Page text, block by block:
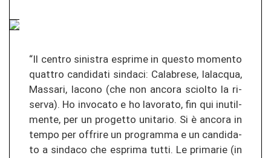
“Il cen­tro si­nis­tra espri­me in ques­to mo­men­to
quat­tro can­di­da­ti sin­da­ci: Ca­la­bre­se, Ia­lac­qua,
Mas­sa­ri, Ia­co­no (che non an­co­ra sciol­to la ri­
ser­va). Ho in­vo­ca­to e ho la­vo­ra­to, fin qui in­util­
men­te, per un pro­get­to uni­ta­rio. Si è an­co­ra in
tempo per of­fri­re un pro­gram­ma e un can­di­da­
to a sin­da­co che espri­ma tutti. Le pri­ma­rie (in